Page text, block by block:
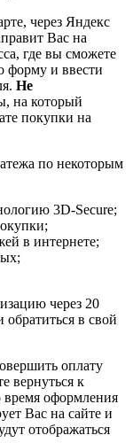
через Яндекс
Вас на
где вы сможете
форму и ввести
Не
на который
покупки на
по некоторым
3D-Secure;
в интернете;
через 20
обратиться в свой
оплату
вернуться к
время оформления
Вас на сайте и
отображаться